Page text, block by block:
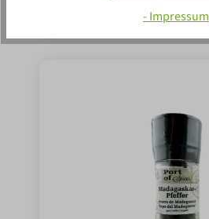
(19,15 €* / 1 kg)
- Impressum